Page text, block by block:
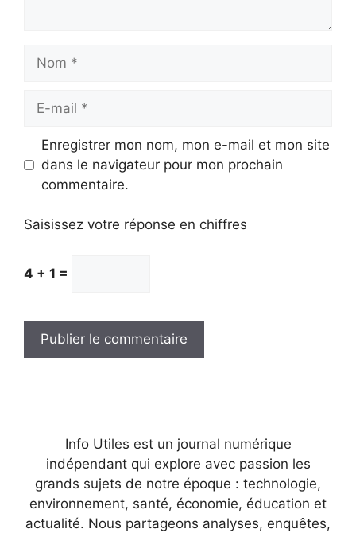
mail
Enregistrer mon nom, mon e-mail et mon site
dans le navigateur pour mon prochain
commentaire.
Saisissez votre réponse en chiffres
4 + 1 =
Info Utiles est un journal numérique
indépendant qui explore avec passion les
grands sujets de notre époque : technologie,
environnement, santé, économie, éducation et
actualité. Nous partageons analyses, enquêtes,